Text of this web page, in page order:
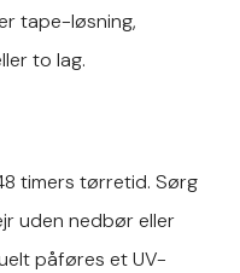
tape-løsning,
to lag.
timers tørretid. Sørg
uden nedbør eller
påføres et UV-